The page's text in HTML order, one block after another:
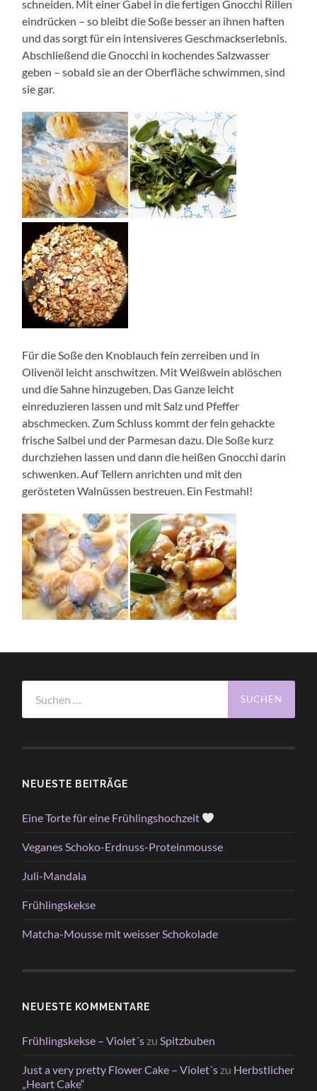
schneiden. Mit einer Gabel in die fertigen Gnocchi Rillen
eindrücken – so bleibt die Soße besser an ihnen haften
und das sorgt für ein intensiveres Geschmackserlebnis.
Abschließend die Gnocchi in kochendes Salzwasser
geben – sobald sie an der Oberfläche schwimmen, sind
sie gar.
Für die Soße den Knoblauch fein zerreiben und in
Olivenöl leicht anschwitzen. Mit Weißwein ablöschen
und die Sahne hinzugeben. Das Ganze leicht
einreduzieren lassen und mit Salz und Pfeffer
abschmecken. Zum Schluss kommt der fein gehackte
frische Salbei und der Parmesan dazu. Die Soße kurz
durchziehen lassen und dann die heißen Gnocchi darin
schwenken. Auf Tellern anrichten und mit den
gerösteten Walnüssen bestreuen. Ein Festmahl!
nach:
NEUESTE BEITRÄGE
Eine Torte für eine Frühlingshochzeit
Veganes Schoko-Erdnuss-Proteinmousse
Juli-Mandala
Frühlingskekse
Matcha-Mousse mit weisser Schokolade
NEUESTE KOMMENTARE
Frühlingskekse – Violet´s zuSpitzbuben
Just a very pretty Flower Cake – Violet´s zu Herbstlicher
„Heart Cake“